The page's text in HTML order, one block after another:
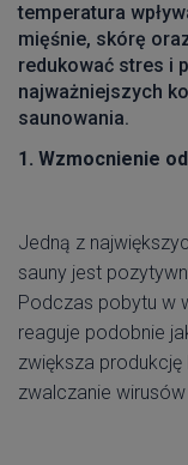
temperatura
mięśnie, skórę
redukować stres i
najważniejszych
saunowania.
1. Wzmocnienie
Jedną z
sauny jest
Podczas pobytu w
reaguje podobnie
zwiększa
zwalczanie